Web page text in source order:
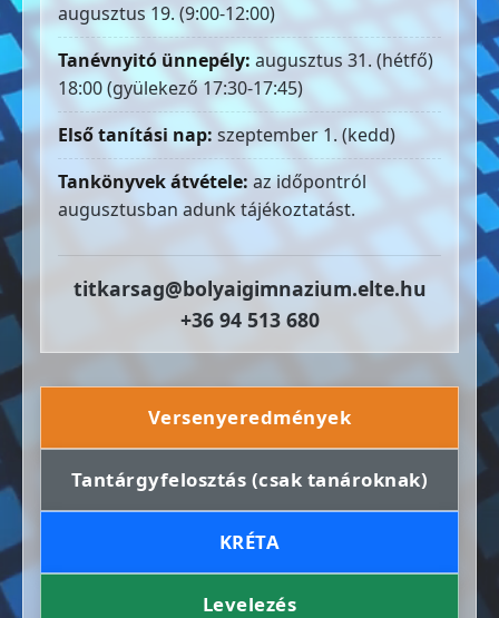
augusztus 19. (9:00-12:00)
Tanévnyitó ünnepély: augusztus 31. (hétfő)
18:00 (gyülekező 17:30-17:45)
Első tanítási nap: szeptember 1. (kedd)
Tankönyvek átvétele: az időpontról
augusztusban adunk tájékoztatást.
titkarsag@bolyaigimnazium.elte.hu
+36 94 513 680
Versenyeredmények
Tantárgyfelosztás (csak tanároknak)
KRÉTA
Levelezés